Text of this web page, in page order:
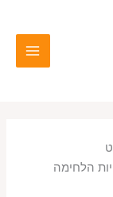
הלחימה